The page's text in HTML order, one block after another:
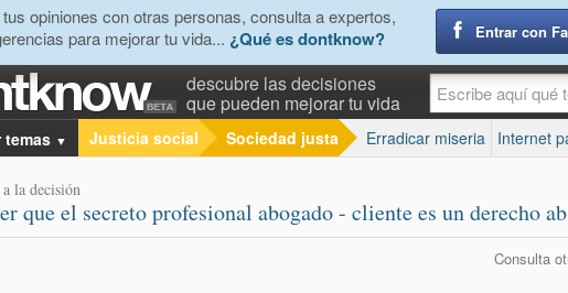
opiniones con otras personas, consulta a expertos,
para mejorar tu vida... ¿Qué es dontknow? Entrar con
descubre las decisiones
que pueden mejorar tu vida
temas ▼ Justicia social Sociedad justa Erradicar miseria Internet
la decisión
que el secreto profesional abogado - cliente es un derecho
Consulta